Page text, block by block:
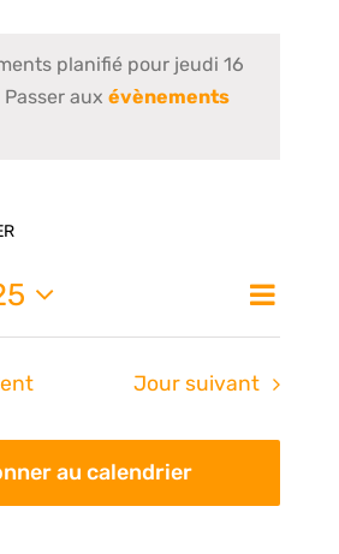
planifié pour jeudi 16
aux évènements
de
Jour
Jour suivant
au calendrier